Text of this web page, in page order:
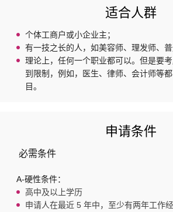
适合人群
个体工商户或小企业主；
有一技之长的人，如美容师、理发师、普
理论上，任何一个职业都可以。但是要
到限制，例如，医生、律师、会计师等
目。
申请条件
必需条件
A-硬性条件：
高中及以上学历
申请人在最近 5 年中，至少有两年工作